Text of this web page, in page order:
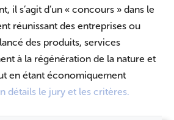
il s’agit d’un « concours » dans le
réunissant des entreprises ou
des produits, services
à la régénération de la nature et
en étant économiquement
détails le jury et les critères.